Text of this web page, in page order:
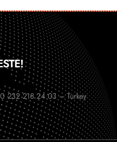
232 218 24 03 – Turkey